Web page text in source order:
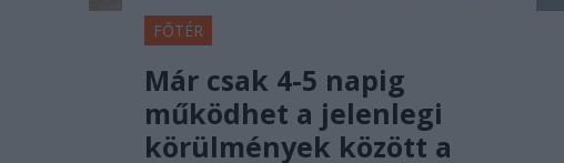
FŐTÉR
Már csak 4-5 napig
működhet a jelenlegi
körülmények között a